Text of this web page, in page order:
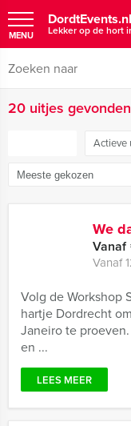
DordtEvents.nl
Lekker op de hort
MENU
20 uitjes gevonden
Actieve
We
Vanaf
Vanaf
Volg de Workshop
hartje Dordrecht
Janeiro te
en ...
LEES MEER